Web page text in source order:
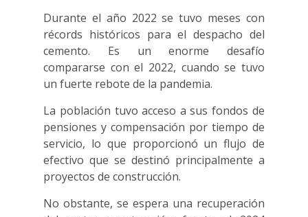
Durante el año 2022 se tuvo meses con
récords históricos para el despacho del
cemento. Es un enorme desafío
compararse con el 2022, cuando se tuvo
un fuerte rebote de la pandemia.
La población tuvo acceso a sus fondos de
pensiones y compensación por tiempo de
servicio, lo que proporcionó un flujo de
efectivo que se destinó principalmente a
proyectos de construcción.
No obstante, se espera una recuperación